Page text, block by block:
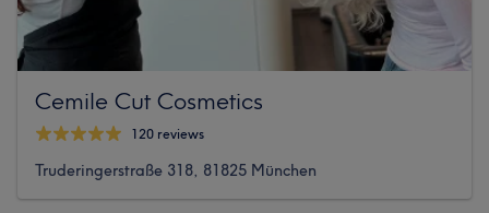
Cemile Cut Cosmetics
120 reviews
Truderingerstraße 318, 81825 München